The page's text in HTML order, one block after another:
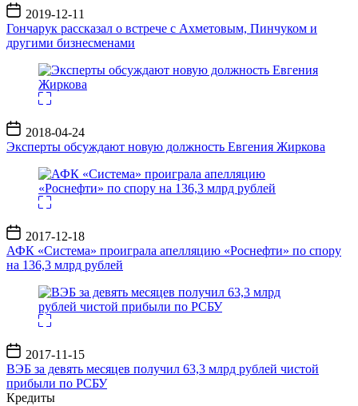
Дата
записи
2019-12-11
Гончарук рассказал о встрече с Ахметовым, Пинчуком и
другими бизнесменами
Дата
записи
2018-04-24
Эксперты обсуждают новую должность Евгения Жиркова
Дата
записи
2017-12-18
АФК «Система» проиграла апелляцию «Роснефти» по спору
на 136,3 млрд рублей
Дата
записи
2017-11-15
ВЭБ за девять месяцев получил 63,3 млрд рублей чистой
прибыли по РСБУ
Кредиты